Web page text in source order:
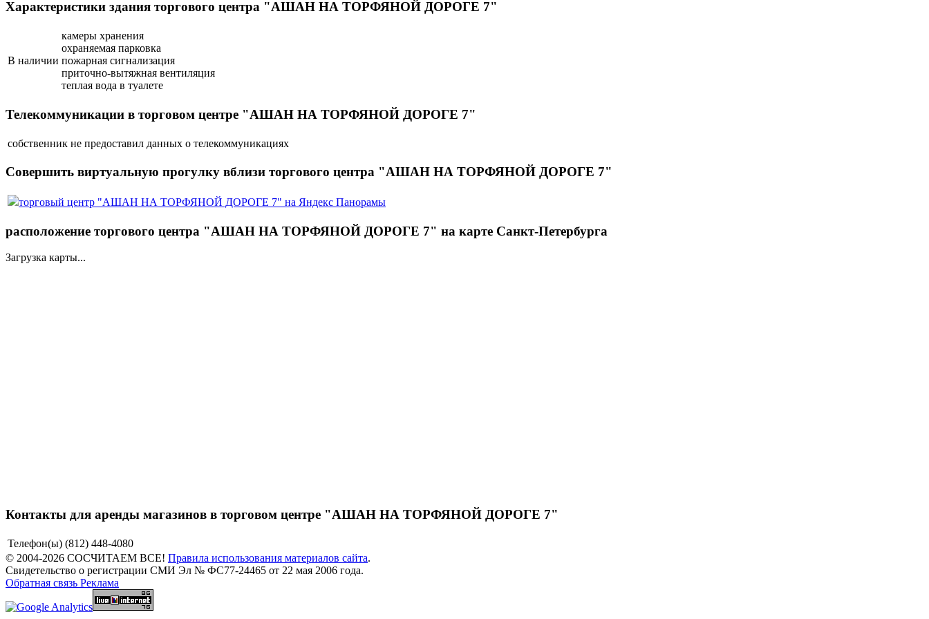
Характеристики здания торгового центра "АШАН НА ТОРФЯНОЙ ДОРОГЕ 7"
В наличии
камеры хранения
охраняемая парковка
пожарная сигнализация
приточно-вытяжная вентиляция
теплая вода в туалете
Телекоммуникации в торговом центре "АШАН НА ТОРФЯНОЙ ДОРОГЕ 7"
собственник не предоставил данных о телекоммуникациях
Совершить виртуальную прогулку вблизи торгового центра "АШАН НА ТОРФЯНОЙ ДОРОГЕ 7"
торговый центр "АШАН НА ТОРФЯНОЙ ДОРОГЕ 7" на Яндекс Панорамы
расположение торгового центра "АШАН НА ТОРФЯНОЙ ДОРОГЕ 7" на карте Санкт-Петербурга
Загрузка карты...
Контакты для аренды магазинов в торговом центре "АШАН НА ТОРФЯНОЙ ДОРОГЕ 7"
Телефон(ы) (812) 448-4080
© 2004-2026 СОСЧИТАЕМ ВСЕ! Правила использования материалов сайта.
Свидетельство о регистрации СМИ Эл № ФС77-24465 от 22 мая 2006 года.
Обратная связь Реклама